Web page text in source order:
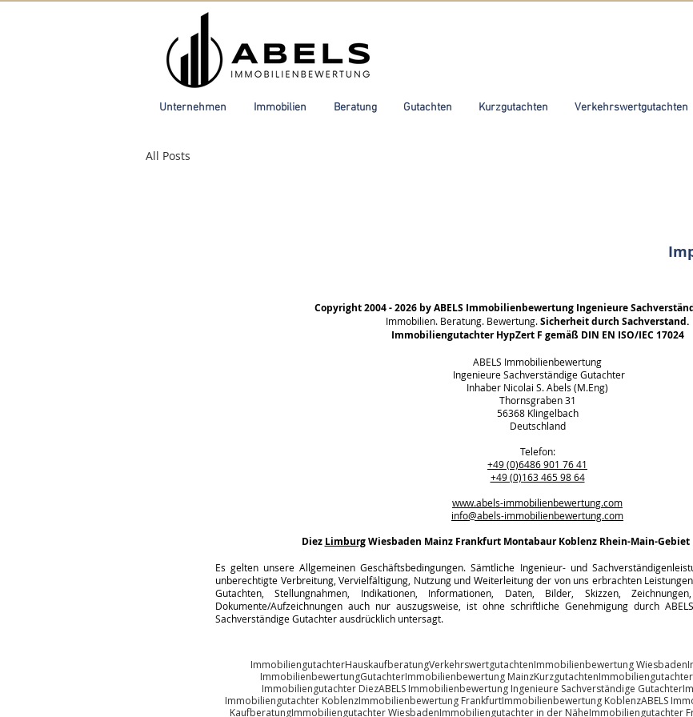
Unternehmen Immobilien Beratung Gutachten Kurzgutachten Verkehrswertgutachten
All Posts
Copyright 2004 - 2026 by ABELS Immobilienbewertung Ingenieure
Immobilien. Beratung. Bewertung.Sicherheit durch Sachverstand.
Immobiliengutachter HypZert F gemäß DIN EN ISO/IEC 17024
ABELS Immobilienbewertung
Ingenieure Sachverständige Gutachter
Inhaber Nicolai S. Abels (M.Eng)
Thornsgraben 31
56368 Klingelbach
Deutschland
Telefon:
+49 (0)6486 901 76 41
+49 (0)163 465 98 64
www.abels-immobilienbewertung.com
info@abels-immobilienbewertung.com
Diez LimburgWiesbaden Mainz Frankfurt Montabaur Koblenz Rhein-Main-
Es gelten unsere Allgemeinen Geschäftsbedingungen. Sämtliche Ingenieur- und
unberechtigte Verbreitung, Vervielfältigung, Nutzung und Weiterleitung der von uns erbrachten
Gutachten, Stellungnahmen, Indikationen, Informationen, Daten, Bilder, Skizzen,
Dokumente/Aufzeichnungen auch nur auszugsweise, ist ohne schriftliche Genehmigung durch
Sachverständige Gutachter ausdrücklich untersagt.
ImmobiliengutachterHauskaufberatungVerkehrswertgutachtenImmobilienbewertung Wiesbaden
ImmobilienbewertungGutachterImmobilienbewertung MainzKurzgutachten
Immobiliengutachter DiezABELS Immobilienbewertung Ingenieure Sachverständige Gutachter
Immobiliengutachter KoblenzImmobilienbewertung FrankfurtImmobilienbewertung KoblenzABELS
KaufberatungImmobiliengutachter WiesbadenImmobiliengutachter in der NäheImmobiliengutachter